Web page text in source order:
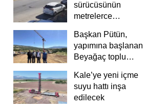
sürücüsünün
metrelerce
güvenlik
kamerasında
Başkan Pütün,
yapımına başlanan
Beyağaç toplu
Kale’ye yeni içme
suyu hattı inşa
edilecek